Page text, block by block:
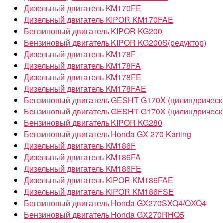
Дизельный двигатель KM170FE
Дизельный двигатель KIPOR KM170FAE
Бензиновый двигатель KIPOR KG200
Бензиновый двигатель KIPOR KG200S(редуктор)
Дизельный двигатель KM178F
Дизельный двигатель KM178FA
Дизельный двигатель KM178FE
Дизельный двигатель KM178FAE
Бензиновый двигатель GESHT G170X
Бензиновый двигатель GESHT G170X
Бензиновый двигатель KIPOR KG280
Бензиновый двигатель Honda GX 270 Karting
Дизельный двигатель KM186F
Дизельный двигатель KM186FA
Дизельный двигатель KM186FE
Дизельный двигатель KIPOR KM186FAE
Дизельный двигатель KIPOR KM186FSE
Бензиновый двигатель Honda GX270SXQ4/QXQ4
Бензиновый двигатель Honda GX270RHQ5